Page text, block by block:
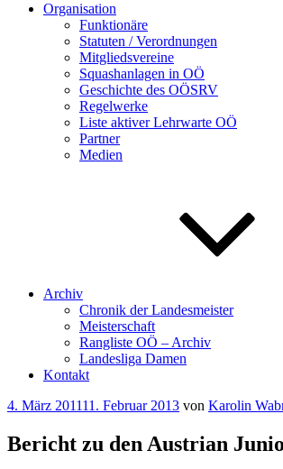
Organisation
Funktionäre
Statuten / Verordnungen
Mitgliedsvereine
Squashanlagen in OÖ
Geschichte des OÖSRV
Regelwerke
Liste aktiver Lehrwarte OÖ
Partner
Medien
Archiv
Chronik der Landesmeister
Meisterschaft
Rangliste OÖ – Archiv
Landesliga Damen
Kontakt
Veröffentlicht
4. März 201111. Februar 2013 von Karolin
Bericht zu den Austrian